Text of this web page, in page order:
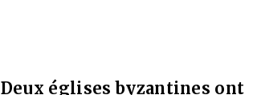
Deux églises byzantines ont